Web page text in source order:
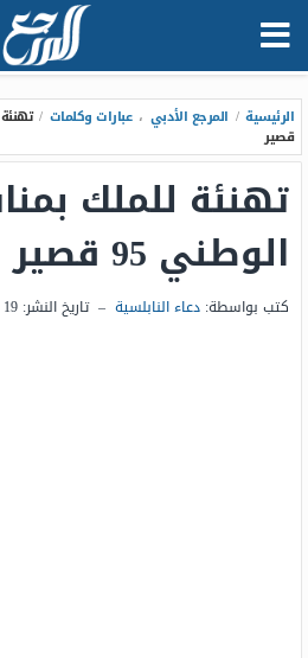
الرئيسية / المرجع الأدبي ، عبارات وكلمات /
قصير
تهنئة للملك
الوطني 95 قصير
كتب بواسطة: دعاء النابلسية – تاريخ النشر: 19 أغسطس 2025 - 3:32م